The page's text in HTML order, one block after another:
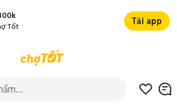
Tốt
Tải app